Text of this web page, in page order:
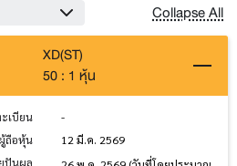
Collapse All
XD(ST)
50 : 1 หุ้น
เบียน
-
ถือหุ้น
12 มี.ค. 2569
ปันผล